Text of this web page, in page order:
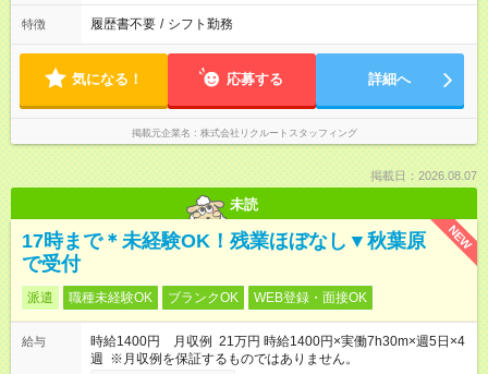
特徴 履歴書不要 / シフト勤務
気になる！ 応募する 詳細へ
掲載元企業名 株式会社リクルートスタッフィング
掲載日：2026.08.07
未読
NEW
17時まで＊未経験OK！残業ほぼなし▼秋葉原
で受付
派遣 職種未経験OK ブランクOK WEB登録・面接OK
給与
時給1400円 月収例 21万円 時給1400円×実働7h30m×週5日×4
週 ※月収例を保証するものではありません。